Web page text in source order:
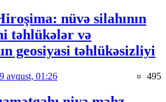
nüvə silahının
təhlükələr və
geosiyasi təhlükəsizliyi
avqust, 01:26 495